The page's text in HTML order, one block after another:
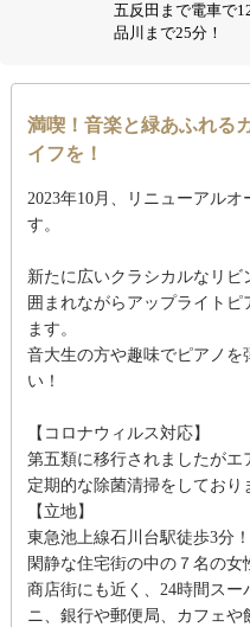
五反田まで電車で
品川まで25分！
満喫！音楽と緑あふれる
イフを！
2023年10月、リニューアル
す。
新たに広いクラシカルなリ
囲まれながらアップライト
ます。
音大生の方や趣味でピアノを
い！
【コロナウィルス対応】
第五類に移行されましたが
定期的な除菌清掃をしており
【立地】
東急池上線石川台駅徒歩3分
閑静な住宅街の中の７名の女
商店街にも近く、24時間ス
ニ、銀行や郵便局、カフェや